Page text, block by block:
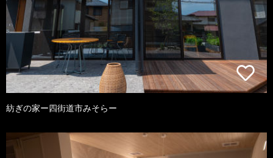
紡ぎの家ー四街道市みそらー